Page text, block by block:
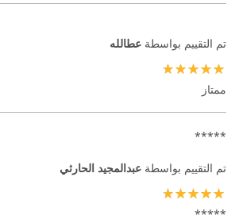
تم التقييم بواسطة عطالله
ممتاز
*****
تم التقييم بواسطة عبدالمجيد الحارثي
*****